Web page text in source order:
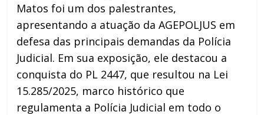
Matos foi um dos palestrantes,
apresentando a atuação da AGEPOLJUS em
defesa das principais demandas da Polícia
Judicial. Em sua exposição, ele destacou a
conquista do PL 2447, que resultou na Lei
15.285/2025, marco histórico que
regulamenta a Polícia Judicial em todo o